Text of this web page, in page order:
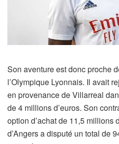
Son aventure est donc proche
l’Olympique Lyonnais. Il avait
en provenance de Villarreal
de 4 millions d’euros. Son
option d’achat de 11,5 millions
d’Angers a disputé un total de